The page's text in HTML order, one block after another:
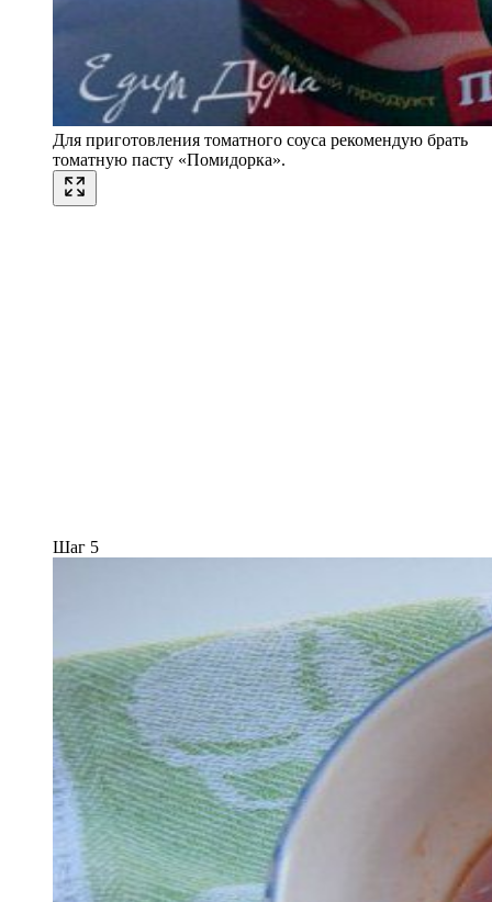
Для приготовления томатного соуса рекомендую брать
томатную пасту «Помидорка».
Шаг 5